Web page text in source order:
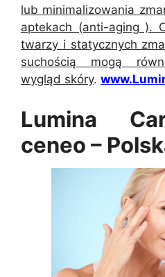
lub minimalizowania
aptekach (anti-aging ).
twarzy i statycznych
suchością mogą
wygląd skóry.
Lumina
ceneo –